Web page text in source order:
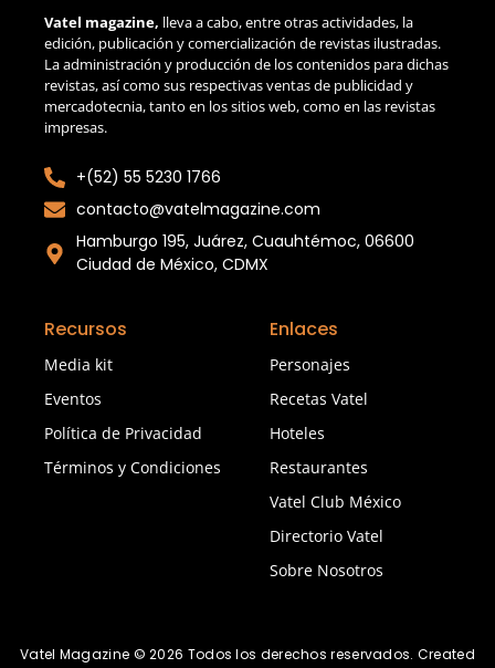
Vatel magazine, lleva a cabo, entre otras actividades, la
edición, publicación y comercialización de revistas ilustradas.
La administración y producción de los contenidos para dichas
revistas, así como sus respectivas ventas de publicidad y
mercadotecnia, tanto en los sitios web, como en las revistas
impresas.
+(52) 55 5230 1766
contacto@vatelmagazine.com
Hamburgo 195, Juárez, Cuauhtémoc, 06600
Ciudad de México, CDMX
Recursos
Media kit
Eventos
Política de Privacidad
Términos y Condiciones
Enlaces
Personajes
Recetas Vatel
Hoteles
Restaurantes
Vatel Club México
Directorio Vatel
Sobre Nosotros
Vatel Magazine © 2026 Todos los derechos reservados. Created